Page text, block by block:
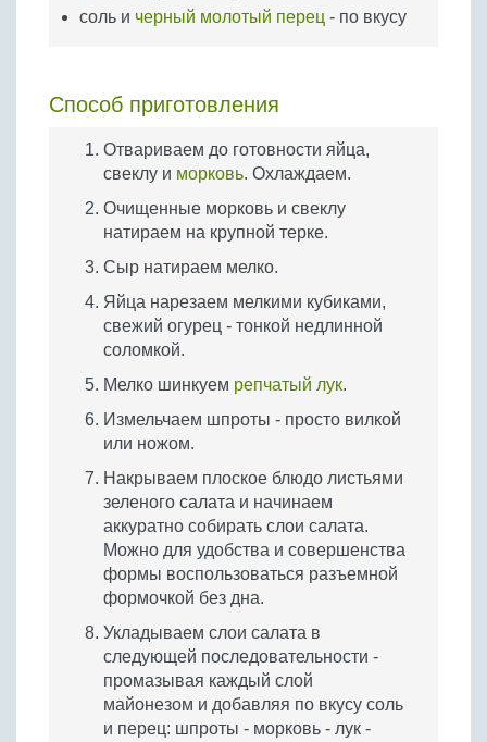
соль и черный молотый перец - по вкусу
Способ приготовления
Отвариваем до готовности яйца,
свеклу и морковь. Охлаждаем.
Очищенные морковь и свеклу
натираем на крупной терке.
Сыр натираем мелко.
Яйца нарезаем мелкими кубиками,
свежий огурец - тонкой недлинной
соломкой.
Мелко шинкуем репчатый лук.
Измельчаем шпроты - просто вилкой
или ножом.
Накрываем плоское блюдо листьями
зеленого салата и начинаем
аккуратно собирать слои салата.
Можно для удобства и совершенства
формы воспользоваться разъемной
формочкой без дна.
Укладываем слои салата в
следующей последовательности -
промазывая каждый слой
майонезом и добавляя по вкусу соль
и перец: шпроты - морковь - лук -